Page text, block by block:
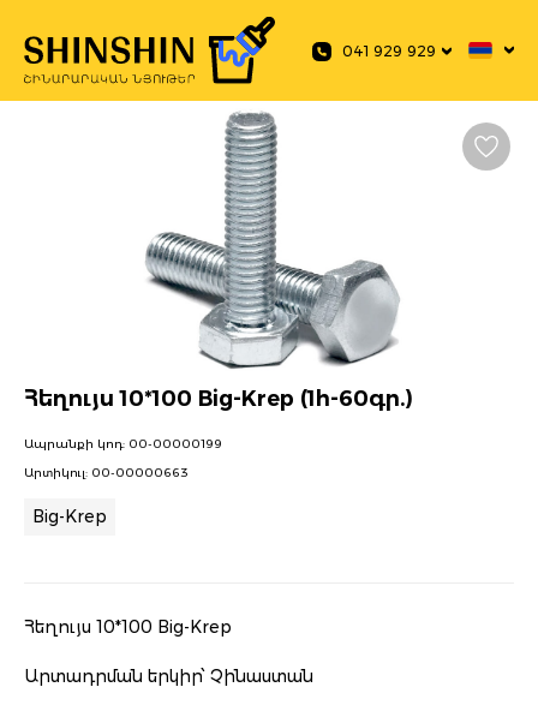
041 929 929
Հեղույս 10*100 Big-Krep (1հ-60գր.)
Ապրանքի կոդ: 00-00000199
Արտիկուլ: 00-00000663
Big-Krep
Հեղույս 10*100 Big-Krep
Արտադրման երկիր՝ Չինաստան